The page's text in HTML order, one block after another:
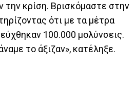
την κρίση. Βρισκόμαστε στην
ότι με τα μέτρα
100.000 μολύνσεις.
το άξιζαν», κατέληξε.